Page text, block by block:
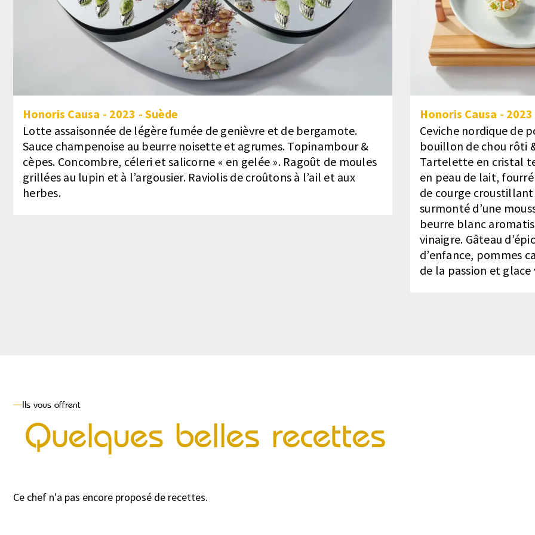
Honoris Causa - 2023 - Suède
Lotte assaisonnée de légère fumée de genièvre et de bergamote.
Sauce champenoise au beurre noisette et agrumes. Topinambour &
cèpes. Concombre, céleri et salicorne « en gelée ». Ragoût de moules
grillées au lupin et à l’argousier. Raviolis de croûtons à l’ail et aux
herbes.
Honoris Causa - 2023
Ceviche nordique de
bouillon de chou rôti
Tartelette en cristal
en peau de lait,
de courge
surmonté d’une
beurre blanc
vinaigre. Gâteau
d’enfance, pommes
de la passion et
Ils vous offrent
Quelques belles recettes
Ce chef n'a pas encore proposé de recettes.